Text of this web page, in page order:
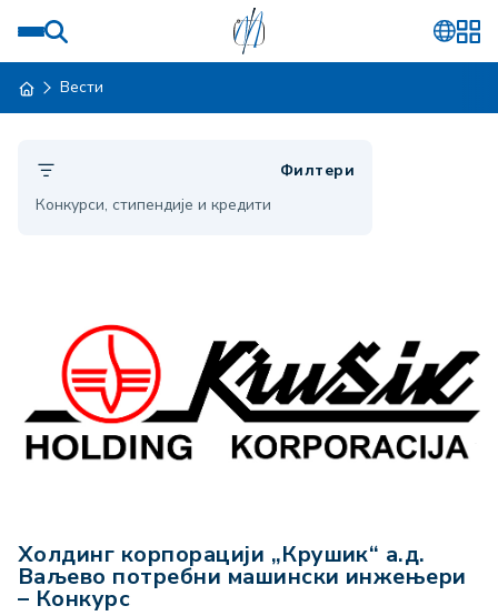
Вести
Филтери
Конкурси, стипендије и кредити
Холдинг корпорацији „Крушик“ а.д.
Ваљево потребни машински инжењери
– Конкурс